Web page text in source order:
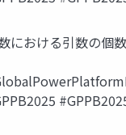
における引数の個